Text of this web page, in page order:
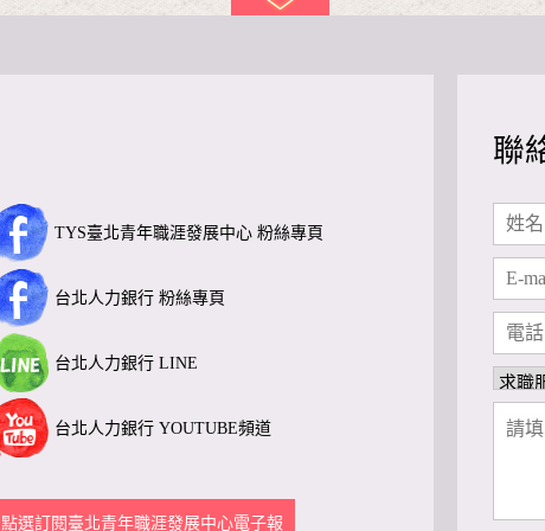
TYS臺北青年職涯發展中心 粉絲專頁
台北人力銀行 粉絲專頁
台北人力銀行 LINE
台北人力銀行 YOUTUBE頻道
點選訂閱臺北青年職涯發展中心電子報
聯